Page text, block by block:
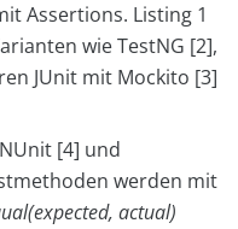
Assertions. Listing 1
wie TestNG [2],
JUnit mit Mockito [3]
[4] und
werden mit
actual)